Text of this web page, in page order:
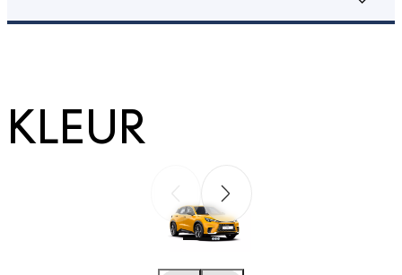
KLEUR
Vorige slideVolgende slide